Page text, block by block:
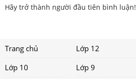
Hãy trở thành người đầu tiên bình luận!
Trang chủ Lớp 12
Lớp 10
Lớp 9